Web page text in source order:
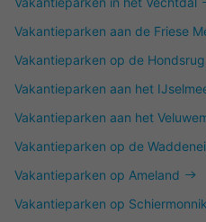
Vakantieparken aan de Friese
Vakantieparken op de Hondsrug
Vakantieparken aan het
Vakantieparken aan het
Vakantieparken op de
Vakantieparken op Ameland
Vakantieparken op